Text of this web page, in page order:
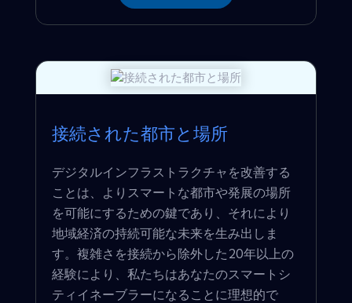
接続された都市と場所
デジタルインフラストラクチャを改善する
ことは、よりスマートな都市や発展の場所
を可能にするための鍵であり、それにより
地域経済の持続可能な未来を生み出しま
す。複雑さを接続から除外した20年以上の
経験により、私たちはあなたのスマートシ
ティイネーブラーになることに理想的で